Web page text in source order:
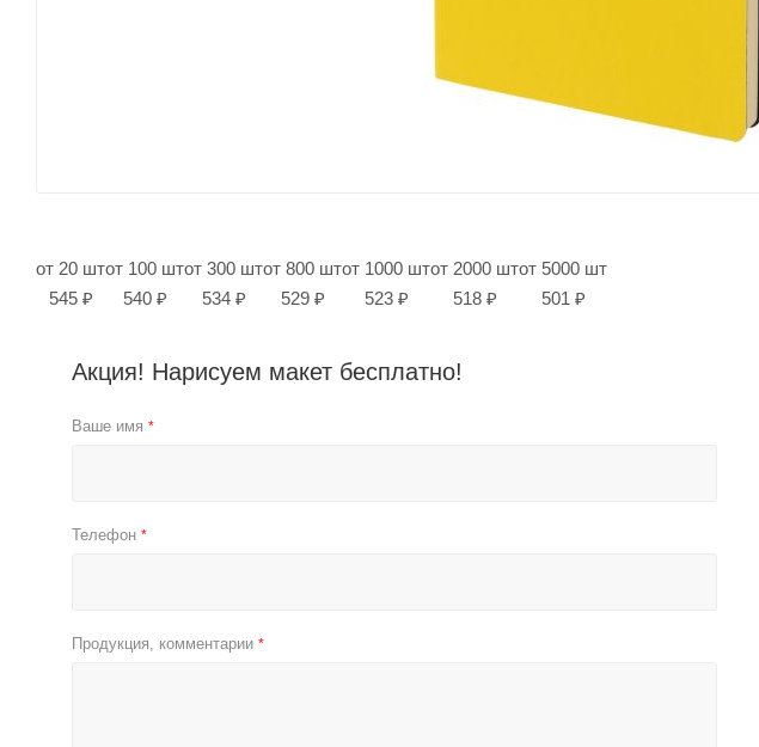
от 20 шт
545 ₽
от 100 шт
540 ₽
от 300 шт
534 ₽
от 800 шт
529 ₽
от 1000 шт
523 ₽
от 2000 шт
518 ₽
от 5000 шт
501 ₽
Акция! Нарисуем макет бесплатно!
Ваше имя *
Телефон *
Продукция, комментарии *